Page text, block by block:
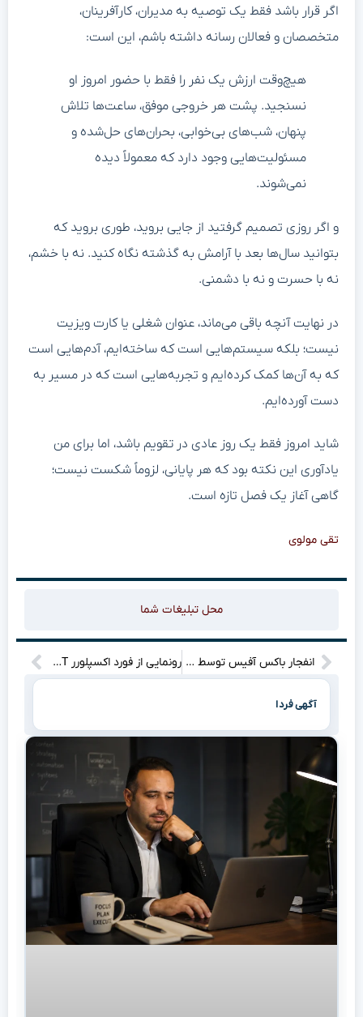
اگر قرار باشد فقط یک توصیه به مدیران، کارآفرینان،
متخصصان و فعالان رسانه داشته باشم، این است:
هیچ‌وقت ارزش یک نفر را فقط با حضور امروز او
نسنجید. پشت هر خروجی موفق، ساعت‌ها تلاش
پنهان، شب‌های بی‌خوابی، بحران‌های حل‌شده و
مسئولیت‌هایی وجود دارد که معمولاً دیده
نمی‌شوند.
و اگر روزی تصمیم گرفتید از جایی بروید، طوری بروید که
بتوانید سال‌ها بعد با آرامش به گذشته نگاه کنید. نه با خشم،
نه با حسرت و نه با دشمنی.
در نهایت آنچه باقی می‌ماند، عنوان شغلی یا کارت ویزیت
نیست؛ بلکه سیستم‌هایی است که ساخته‌ایم، آدم‌هایی است
که به آن‌ها کمک کرده‌ایم و تجربه‌هایی است که در مسیر به
دست آورده‌ایم.
شاید امروز فقط یک روز عادی در تقویم باشد، اما برای من
یادآوری این نکته بود که هر پایانی، لزوماً شکست نیست؛
گاهی آغاز یک فصل تازه است.
تقی مولوی
محل تبلیغات شما
انفجار باکس آفیس توسط داستان اسباب‌بازی ۵؛ رکوردشکنی بی‌سابقه وودی و باز لایتیر در افتتاحیه رونمایی از فورد اکسپلورر ST مدل ۲۰۲۷ با پکیج مخوف Sinister؛ شاسی‌بلند محبوب به نیمه تاریک می‌رود!
آگهی فردا